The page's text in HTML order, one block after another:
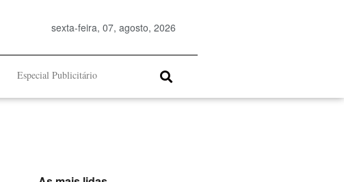
sexta-feira, 07, agosto, 2026
Especial Publicitário